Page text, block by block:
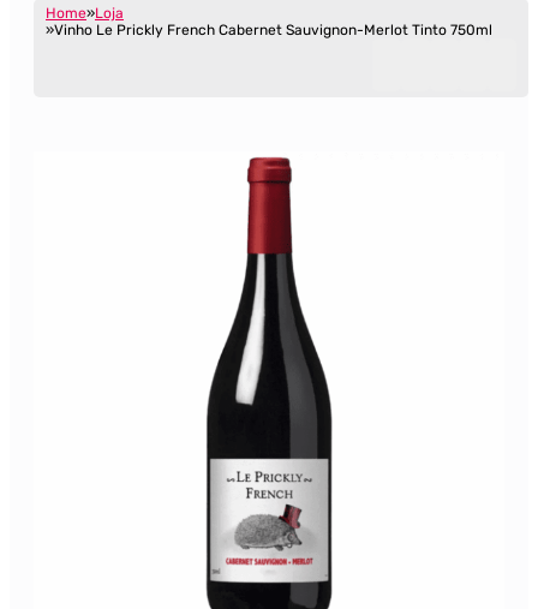
Home Loja
Vinho Le Prickly French Cabernet Sauvignon-Merlot Tinto 750ml